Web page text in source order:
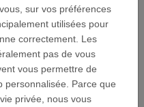
sur vos préférences
utilisées pour
correctement. Les
pas de vous
vous permettre de
personnalisée. Parce que
privée, nous vous